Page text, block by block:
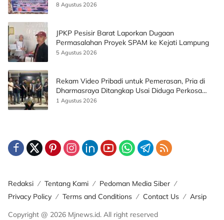
8 Agustus 2026
JPKP Pesisir Barat Laporkan Dugaan
Permasalahan Proyek SPAM ke Kejati Lampung
5 Agustus 2026
Rekam Video Pribadi untuk Pemerasan, Pria di
Dharmasraya Ditangkap Usai Diduga Perkosa
Korban
1 Agustus 2026
Redaksi Tentang Kami
Pedoman Media Siber
Privacy Policy
Terms and Conditions Contact Us
Arsip
Copyright @ 2026 Mjnews.id. All right reserved